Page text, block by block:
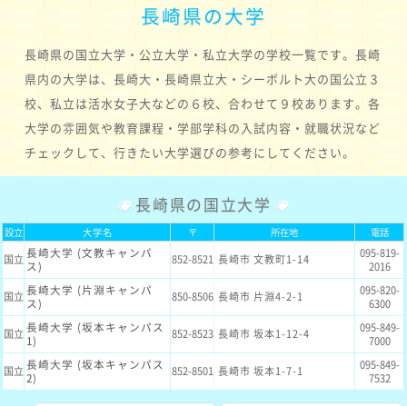
まずは体験する
facebook
長崎県の大学
長崎県の国立大学・公立大学・私立大学の学校一覧です。長崎
県内の大学は、長崎大・長崎県立大・シーボルト大の国公立３
校、私立は活水女子大などの６校、合わせて９校あります。各
大学の雰囲気や教育課程・学部学科の入試内容・就職状況など
チェックして、行きたい大学選びの参考にしてください。
長崎県の国立大学
設立 大学名 〒 所在地 電話
国立 長崎大学 (文教キャンパ
ス)
852-8521 長崎市 文教町1-14
095-819-
2016
国立 長崎大学 (片淵キャンパ
ス)
850-8506 長崎市 片淵4-2-1
095-820-
6300
国立 長崎大学 (坂本キャンパス
1)
852-8523 長崎市 坂本1-12-4
095-849-
7000
国立 長崎大学 (坂本キャンパス
2)
852-8501 長崎市 坂本1-7-1
095-849-
7532